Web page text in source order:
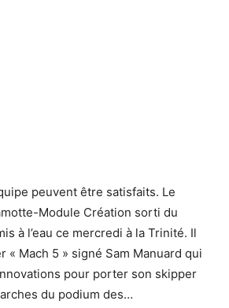
peuvent être satisfaits. Le
Module Création sorti du
à l’eau ce mercredi à la Trinité. Il
« Mach 5 » signé Sam Manuard qui
pour porter son skipper
du podium des…